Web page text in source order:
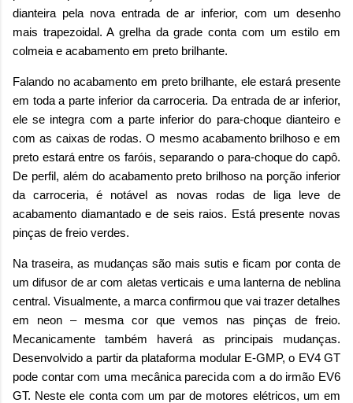
dianteira pela nova entrada de ar inferior, com um desenho
mais trapezoidal. A grelha da grade conta com um estilo em
colmeia e acabamento em preto brilhante.
Falando no acabamento em preto brilhante, ele estará presente
em toda a parte inferior da carroceria. Da entrada de ar inferior,
ele se integra com a parte inferior do para-choque dianteiro e
com as caixas de rodas. O mesmo acabamento brilhoso e em
preto estará entre os faróis, separando o para-choque do capô.
De perfil, além do acabamento preto brilhoso na porção inferior
da carroceria, é notável as novas rodas de liga leve de
acabamento diamantado e de seis raios. Está presente novas
pinças de freio verdes.
Na traseira, as mudanças são mais sutis e ficam por conta de
um difusor de ar com aletas verticais e uma lanterna de neblina
central. Visualmente, a marca confirmou que vai trazer detalhes
em neon – mesma cor que vemos nas pinças de freio.
Mecanicamente também haverá as principais mudanças.
Desenvolvido a partir da plataforma modular E-GMP, o EV4 GT
pode contar com uma mecânica parecida com a do irmão EV6
GT. Neste ele conta com um par de motores elétricos, um em